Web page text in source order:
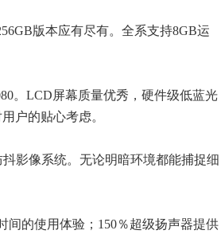
版本应有尽有。全系支持8GB运
。LCD屏幕质量优秀，硬件级低蓝光
户的贴心考虑。
影像系统。无论明暗环境都能捕捉细
的使用体验；150％超级扬声器提供